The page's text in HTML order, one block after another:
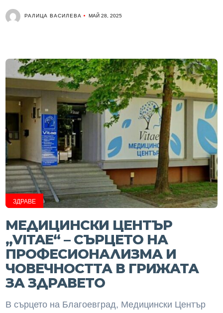
РАЛИЦА ВАСИЛЕВА МАЙ 28, 2025
ЗДРАВЕ
МЕДИЦИНСКИ ЦЕНТЪР
„VITAE“ – СЪРЦЕТО НА
ПРОФЕСИОНАЛИЗМА И
ЧОВЕЧНОСТТА В ГРИЖАТА
ЗА ЗДРАВЕТО
В сърцето на Благоевград, Медицински Център